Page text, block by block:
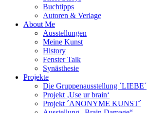
Buchtipps
Autoren & Verlage
About Me
Ausstellungen
Meine Kunst
History
Fenster Talk
Synästhesie
Projekte
Die Gruppenausstellung ´LIEBE´
Projekt ‚Use ur brain‘
Projekt ´ANONYME KUNST´